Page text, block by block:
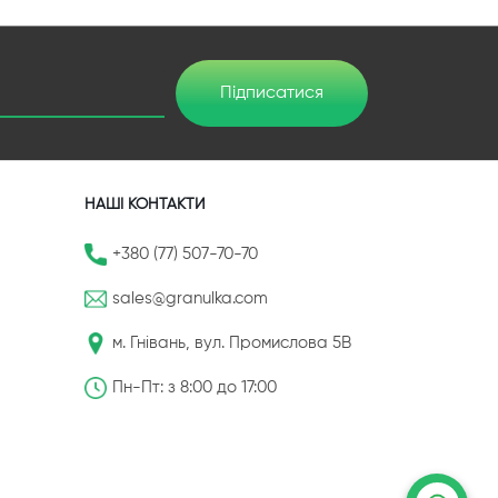
Підписатися
НАШІ КОНТАКТИ
+380 (77) 507-70-70
sales@granulka.com
м. Гнівань, вул. Промислова 5В
Пн-Пт: з 8:00 до 17:00